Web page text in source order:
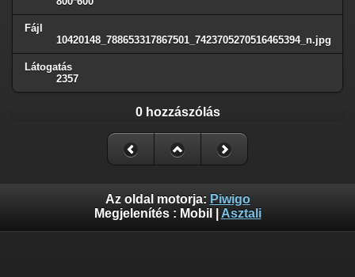
Fájl
10420148_788653317867501_7423705270516465394_n.jpg
Látogatás
2357
0 hozzászólás
Az oldal motorja: Piwigo
Megjelenítés : Mobil Asztali